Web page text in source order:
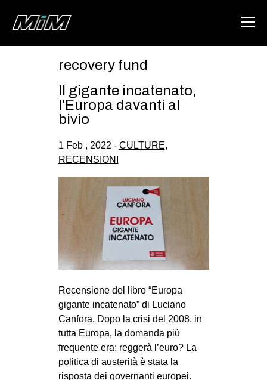
ABOUT
DEGENERAZIONE
CSOA LAMBRETTA
MSM
STUDENTI TSUNAMI
MOBILITAZIONI
SPAZI
SPORT POPOLARE
MOVIMENTI
recovery fund
Il gigante incatenato,
l’Europa davanti al
bivio
1 Feb , 2022 - CULTURE,
RECENSIONI
Recensione del libro “Europa
gigante incatenato” di Luciano
Canfora. Dopo la crisi del 2008, in
tutta Europa, la domanda più
frequente era: reggerà l’euro? La
politica di austerità è stata la
risposta dei governanti europei.